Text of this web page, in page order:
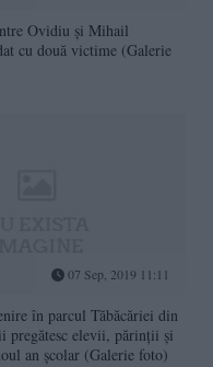
Ovidiu și Mihail
cu două victime (Galerie
07 Sep, 2019 11:11
în parcul Tăbăcăriei din
pregătesc elevii, părinţii şi
an şcolar (Galerie foto)